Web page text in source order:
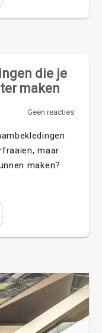
die je
maken
Geen reacties
maar
maken?